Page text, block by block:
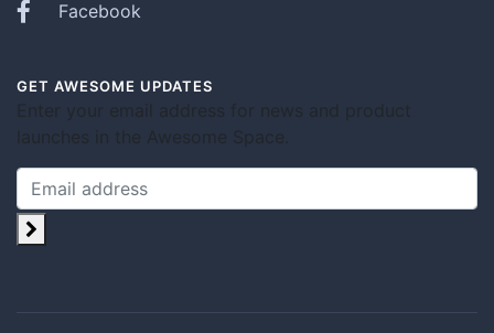
Facebook
GET AWESOME UPDATES
Enter your email address for news and product
launches in the Awesome Space.